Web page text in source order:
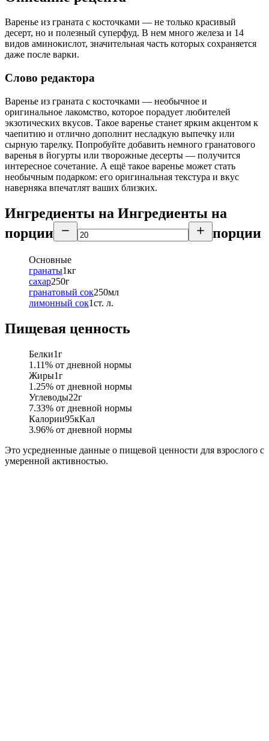
Варенье из граната с косточками — не только красивый
десерт, но и полезный суперфуд. В нем много железа и 14
видов аминокислот, значительная часть которых сохраняется
даже после варки.
Слово редактора
Варенье из граната с косточками — необычное и
оригинальное лакомство, которое порадует любителей
экзотических вкусов. Такое варенье станет ярким акцентом к
чаепитию и отлично дополнит несладкую выпечку или
сырную тарелку. Попробуйте добавить немного гранатового
варенья в йогурты или творожные десерты — получится
интересное сочетание. А ещё такое варенье может стать
необычным подарком: его оригинальная текстура и вкус
наверняка впечатлят ваших близких.
Ингредиенты на Ингредиенты на
порции
порции
Основные
гранаты1кг
сахар250г
гранатовый сок250мл
лимонный сок1ст. л.
Пищевая ценность
Белки1г
1.11% от дневной нормы
Жиры1г
1.25% от дневной нормы
Углеводы22г
7.33% от дневной нормы
Калории95кКал
3.96% от дневной нормы
Это усредненные данные о пищевой ценности для взрослого с
умеренной активностью.